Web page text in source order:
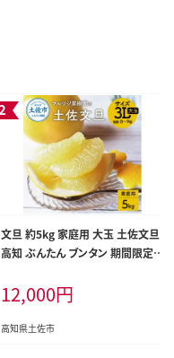
文旦 約5kg 家庭用 大玉 土佐文旦
高知 ぶんたん ブンタン 期間限定
橘 フルーツ 高知県産 家庭用 ご自
宅用 傷 美味しい
12,000円
高知県土佐市